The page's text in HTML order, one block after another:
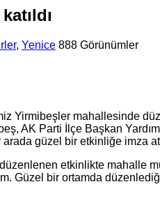
, Yenice 888 Görünümler
Yirmibeşler mahallesinde
AK Parti İlçe Başkan
güzel bir etkinliğe imza
etkinlikte mahalle
Güzel bir ortamda